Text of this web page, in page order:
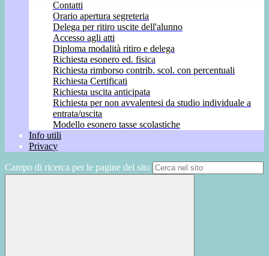
Contatti
Orario apertura segreteria
Delega per ritiro uscite dell'alunno
Accesso agli atti
Diploma modalità ritiro e delega
Richiesta esonero ed. fisica
Richiesta rimborso contrib. scol. con percentuali
Richiesta Certificati
Richiesta uscita anticipata
Richiesta per non avvalentesi da studio individuale a
entrata/uscita
Modello esonero tasse scolastiche
Info utili
Privacy
Campo di ricerca per le pagine del sito